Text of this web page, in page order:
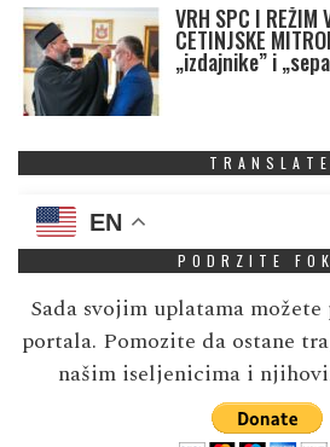
VRH SPC I REŽIM
CETINJSKE
„izdajnike” i
TRANSLATE
EN
PODRZITE
Sada svojim uplatama
portala. Pomozite da ostane
našim iseljenicima i